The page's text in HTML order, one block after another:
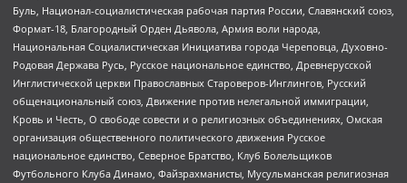
Буль, Национал-социалистическая рабочая партия России, Славянский союз,
Формат-18, Благородный Орден Дьявола, Армия воли народа,
Национальная Социалистическая Инициатива города Череповца, Духовно-
Родовая Держава Русь, Русское национальное единство, Древнерусской
Инглистической церкви Православных Староверов-Инглингов, Русский
общенациональный союз, Движение против нелегальной иммиграции,
Кровь и Честь, О свободе совести и о религиозных объединениях, Омская
организация общественного политического движения Русское
национальное единство, Северное Братство, Клуб Болельщиков
Футбольного Клуба Динамо, Файзрахманисты, Мусульманская религиозная